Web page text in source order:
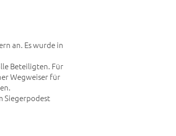
an. Es wurde in
Beteiligten. Für
Wegweiser für
Siegerpodest